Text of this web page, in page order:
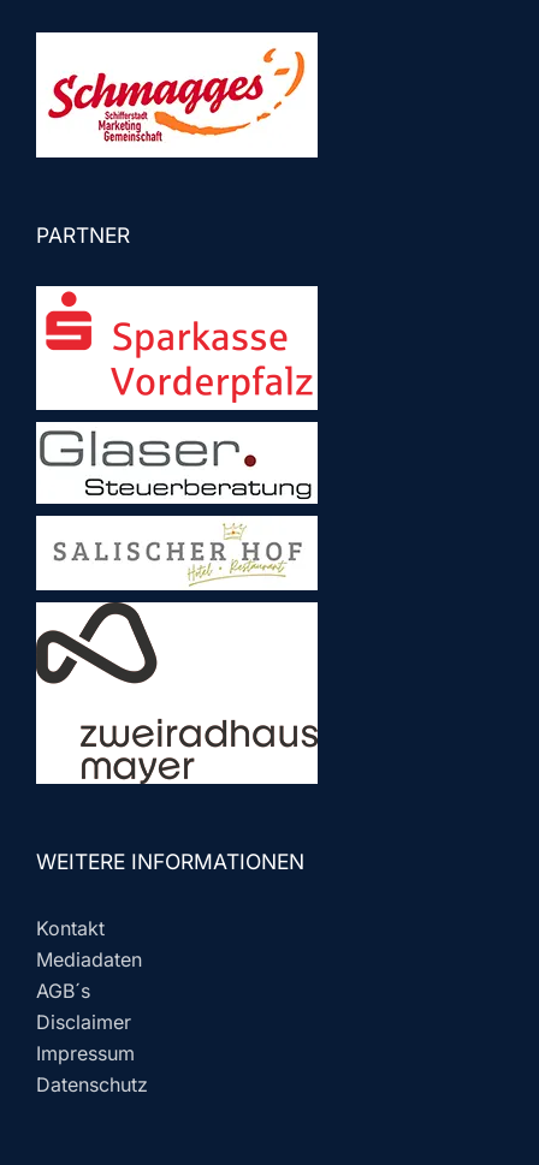
PARTNER
WEITERE INFORMATIONEN
Kontakt
Mediadaten
AGB´s
Disclaimer
Impressum
Datenschutz